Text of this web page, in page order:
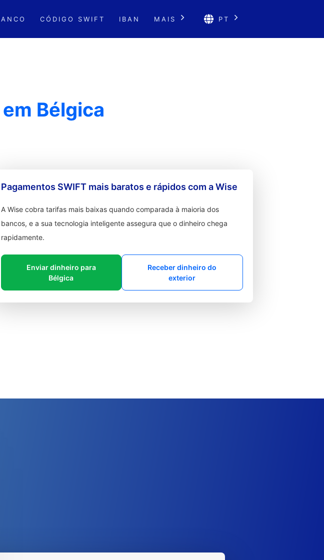
CÓDIGO SWIFT IBAN MAIS PT
Bélgica
Pagamentos SWIFT mais baratos e rápidos com a Wise
A Wise cobra tarifas mais baixas quando comparada à maioria dos
bancos, e a sua tecnologia inteligente assegura que o dinheiro chega
rapidamente.
Enviar dinheiro para
Bélgica
Receber dinheiro do
exterior